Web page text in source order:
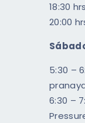
18:30
20:00
5:30 –
6:30 –